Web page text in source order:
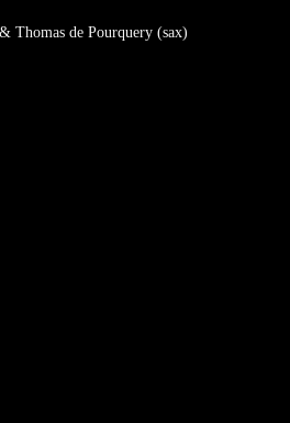
Thomas de Pourquery (sax)